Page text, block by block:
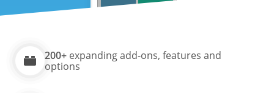
200+ expanding add-ons, features and
options